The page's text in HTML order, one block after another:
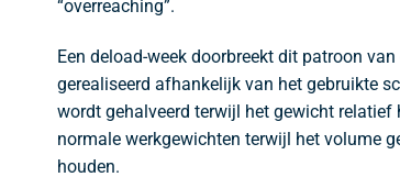
“overreaching”.
Een deload-week doorbreekt dit patroon
gerealiseerd afhankelijk van het gebruikte
wordt gehalveerd terwijl het gewicht
normale werkgewichten terwijl het volume
houden.